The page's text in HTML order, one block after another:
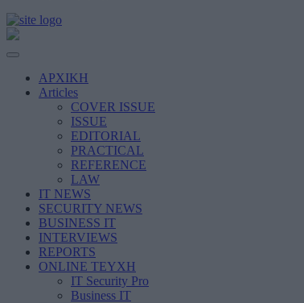
ΑΡΧΙΚΗ
Articles
COVER ISSUE
ISSUE
EDITORIAL
PRACTICAL
REFERENCE
LAW
IT NEWS
SECURITY NEWS
BUSINESS IT
INTERVIEWS
REPORTS
ONLINE ΤΕΥΧΗ
IT Security Pro
Business IT